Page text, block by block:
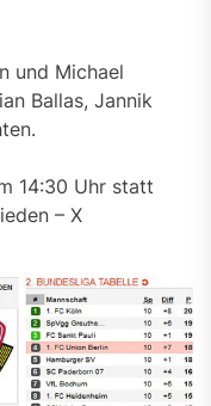
und Michael
Ballas, Jannik
14:30 Uhr statt
– X